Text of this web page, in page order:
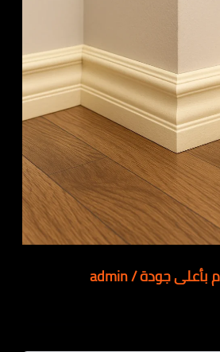
بأعلى جودة/
admin